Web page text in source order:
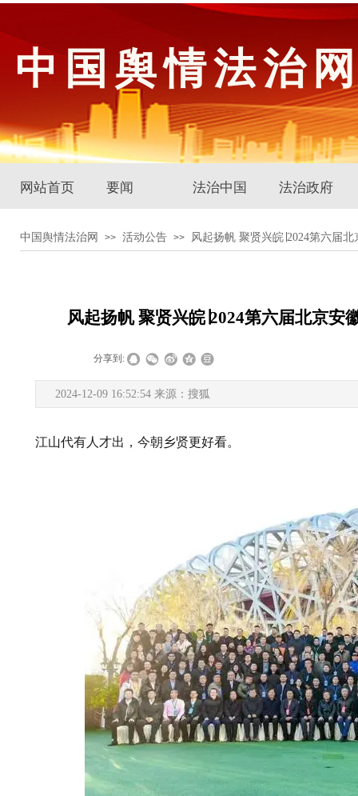
中国舆情法治
网站首页 要闻 法治中国 法治政府
中国舆情法治网 >> 活动公告 >> 风起扬帆 聚贤兴皖∣2024第六届
风起扬帆 聚贤兴皖∣2024第六届北京
分享到:
2024-12-09 16:52:54 来源：搜狐
江山代有人才出，今朝乡贤更好看。